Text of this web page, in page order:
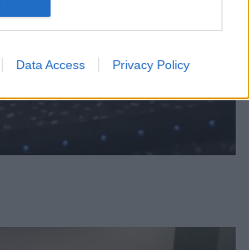
Data Access Privacy Policy